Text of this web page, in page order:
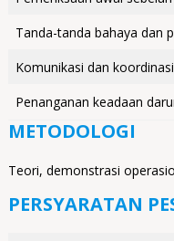
Tanda-tanda bahaya dan
Komunikasi dan
Penanganan keadaan
METODOLOGI
Teori, demonstrasi
PERSYARATAN